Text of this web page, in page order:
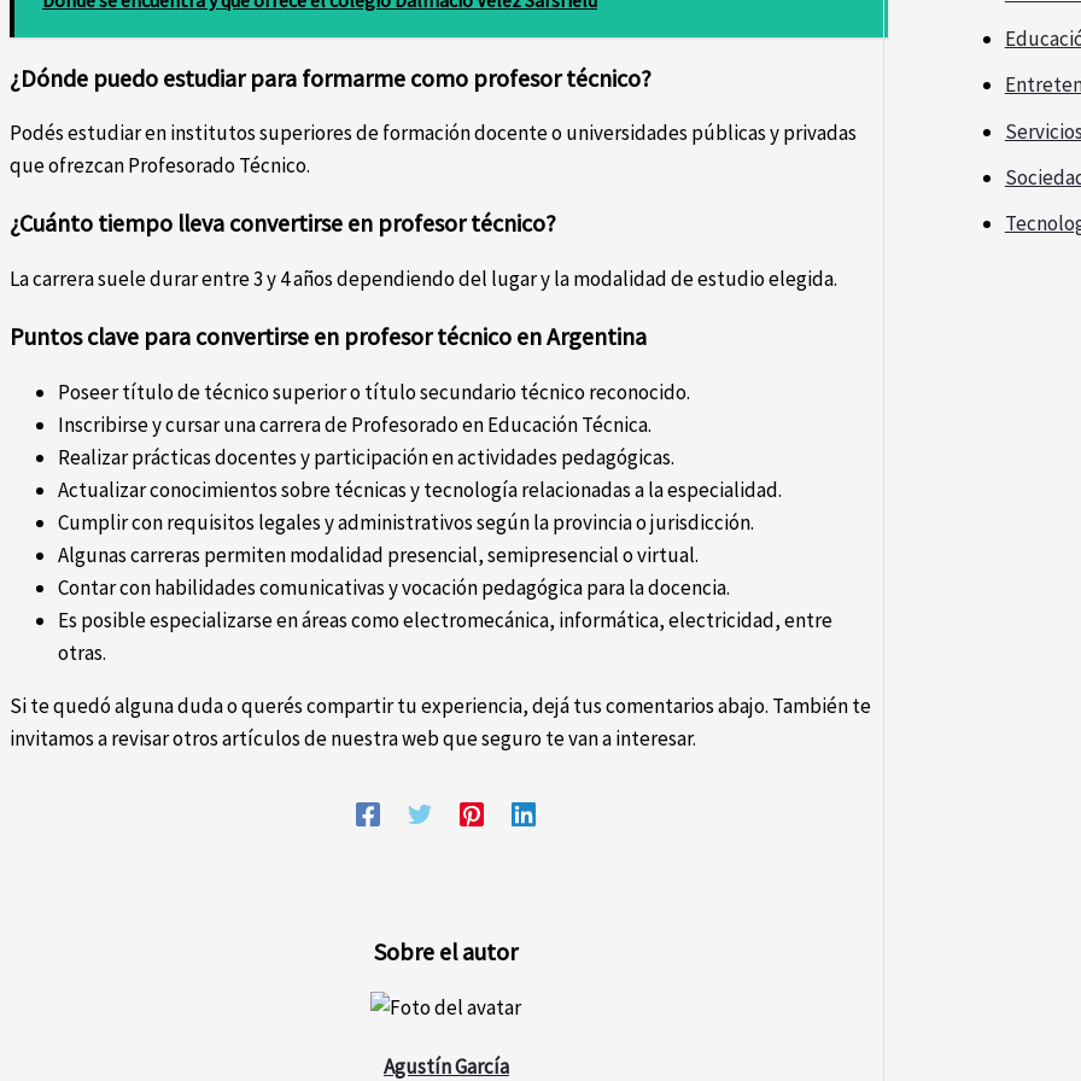
¿Dónde puedo estudiar para formarme como profesor técnico?
Podés estudiar en institutos superiores de formación docente o universidades públicas y privadas
que ofrezcan Profesorado Técnico.
¿Cuánto tiempo lleva convertirse en profesor técnico?
La carrera suele durar entre 3 y 4 años dependiendo del lugar y la modalidad de estudio elegida.
Puntos clave para convertirse en profesor técnico en Argentina
Poseer título de técnico superior o título secundario técnico reconocido.
Inscribirse y cursar una carrera de Profesorado en Educación Técnica.
Realizar prácticas docentes y participación en actividades pedagógicas.
Actualizar conocimientos sobre técnicas y tecnología relacionadas a la especialidad.
Cumplir con requisitos legales y administrativos según la provincia o jurisdicción.
Algunas carreras permiten modalidad presencial, semipresencial o virtual.
Contar con habilidades comunicativas y vocación pedagógica para la docencia.
Es posible especializarse en áreas como electromecánica, informática, electricidad, entre
otras.
Si te quedó alguna duda o querés compartir tu experiencia, dejá tus comentarios abajo. También te
invitamos a revisar otros artículos de nuestra web que seguro te van a interesar.
Sobre el autor
Agustín García
Servicios